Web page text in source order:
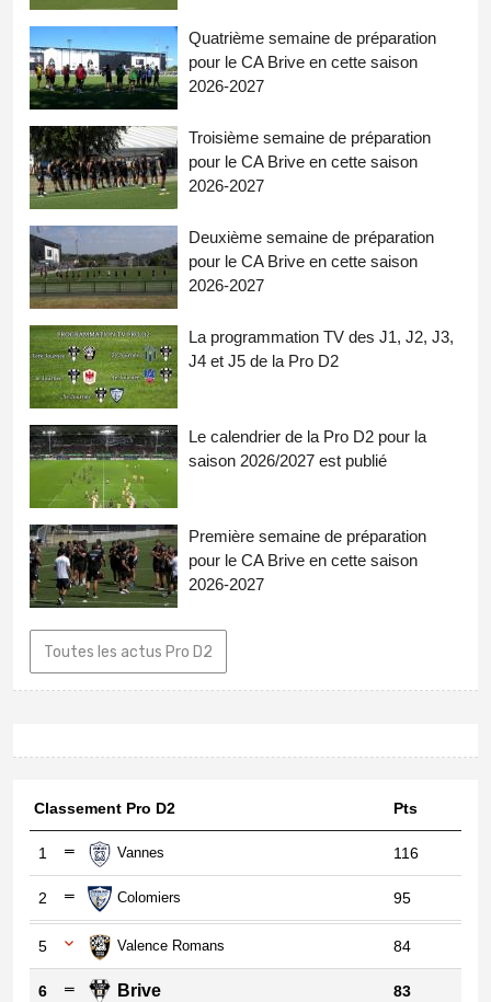
Quatrième semaine de préparation
pour le CA Brive en cette saison
2026-2027
Troisième semaine de préparation
pour le CA Brive en cette saison
2026-2027
Deuxième semaine de préparation
pour le CA Brive en cette saison
2026-2027
La programmation TV des J1, J2, J3,
J4 et J5 de la Pro D2
Le calendrier de la Pro D2 pour la
saison 2026/2027 est publié
Première semaine de préparation
pour le CA Brive en cette saison
2026-2027
Toutes les actus Pro D2
Classement Pro D2 Pts
1 Vannes 116
2 Colomiers 95
5 Valence Romans 84
6 Brive 83